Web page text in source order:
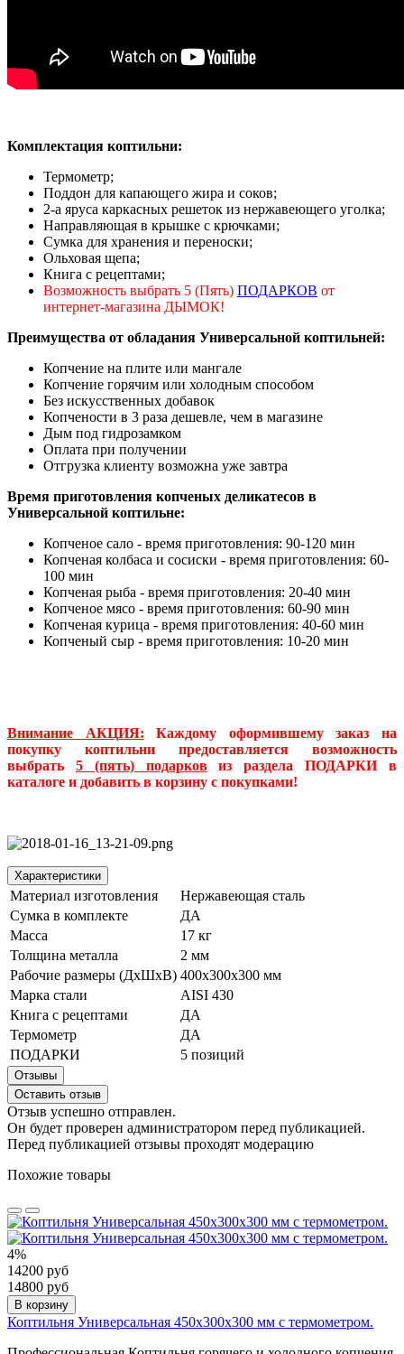
Комплектация коптильни:
Термометр;
Поддон для капающего жира и соков;
2-а яруса каркасных решеток из нержавеющего уголка;
Направляющая в крышке с крючками;
Сумка для хранения и переноски;
Ольховая щепа;
Книга с рецептами;
Возможность выбрать 5 (Пять) ПОДАРКОВ от
интернет-магазина ДЫМОК!
Преимущества от обладания Универсальной коптильней:
Копчение на плите или мангале
Копчение горячим или холодным способом
Без искусственных добавок
Копчености в 3 раза дешевле, чем в магазине
Дым под гидрозамком
Оплата при получении
Отгрузка клиенту возможна уже завтра
Время приготовления копченых деликатесов в
Универсальной коптильне:
Копченое сало - время приготовления: 90-120 мин
Копченая колбаса и сосиски - время приготовления: 60-
100 мин
Копченая рыба - время приготовления: 20-40 мин
Копченое мясо - время приготовления: 60-90 мин
Копченая курица - время приготовления: 40-60 мин
Копченый сыр - время приготовления: 10-20 мин
Внимание АКЦИЯ: Каждому оформившему заказ на
покупку коптильни предоставляется возможность
выбрать 5 (пять) подарковиз раздела ПОДАРКИ в
каталоге и добавить в корзину с покупками!
Характеристики
Материал изготовления
Нержавеющая сталь
Сумка в комплекте
ДА
Масса
17 кг
Толщина металла
2 мм
Рабочие размеры (ДхШхВ) 400х300х300 мм
Марка стали
AISI 430
Книга с рецептами
ДА
Термометр
ДА
ПОДАРКИ
5 позиций
Отзывы
Оставить отзыв
Отзыв успешно отправлен.
Он будет проверен администратором перед публикацией.
Перед публикацией отзывы проходят модерацию
Похожие товары
4%
14200 руб
14800 руб
В корзину
Коптильня Универсальная 450х300х300 мм с термометром.